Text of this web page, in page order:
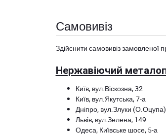
Самовивіз
Здійснити самовивіз замовленої
Нержавіючий
Київ, вул.Віскозна, 32
Київ, вул.Якутська, 7-а
Дніпро, вул.Злуки
Львів, вул.Зелена, 149
Одеса, Київське шосе, 5-а